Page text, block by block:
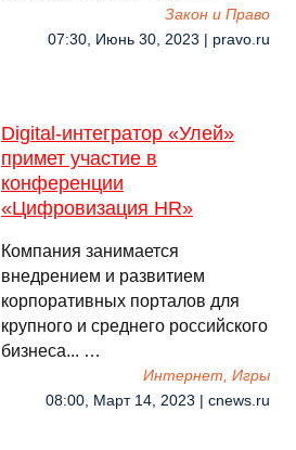
Закон и Право
07:30, Июнь 30, 2023 | pravo.ru
Digital-интегратор «Улей»
примет участие в
конференции
«Цифровизация HR»
Компания занимается
внедрением и развитием
корпоративных порталов для
крупного и среднего российского
бизнеса... …
Интернет, Игры
08:00, Март 14, 2023 | cnews.ru